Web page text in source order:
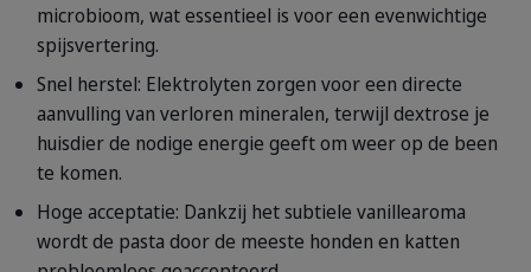
microbioom, wat essentieel is voor een evenwichtige
spijsvertering.
Snel herstel: Elektrolyten zorgen voor een directe
aanvulling van verloren mineralen, terwijl dextrose je
huisdier de nodige energie geeft om weer op de been
te komen.
Hoge acceptatie: Dankzij het subtiele vanillearoma
wordt de pasta door de meeste honden en katten